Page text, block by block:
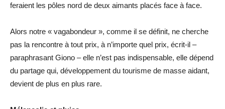
feraient les pôles nord de deux aimants placés face à face.
Alors notre « vagabondeur », comme il se définit, ne cherche
pas la rencontre à tout prix, à n’importe quel prix, écrit-il –
paraphrasant Giono – elle n’est pas indispensable, elle dépend
du partage qui, développement du tourisme de masse aidant,
devient de plus en plus rare.